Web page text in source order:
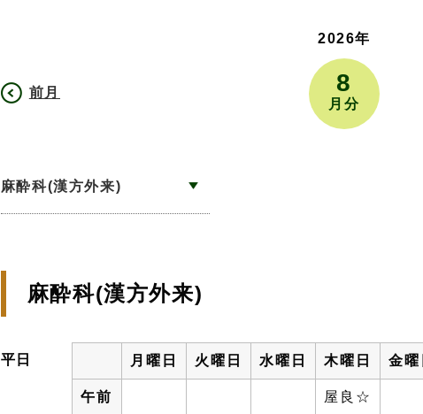
2026年
8
月分
前月
麻酔科(漢方外来)
麻酔科(漢方外来)
平日 月曜日 火曜日 水曜日 木曜日 金曜
午前 屋良☆